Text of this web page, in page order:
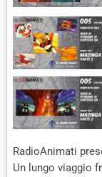
RadioAnimati
Un lungo viaggio